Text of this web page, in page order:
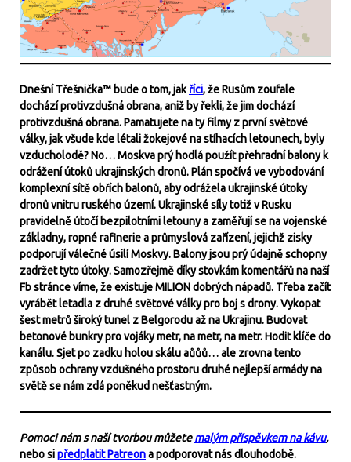
Dnešní Třešnička™ bude o tom, jak říci, že Rusům zoufale
dochází protivzdušná obrana, aniž by řekli, že jim dochází
protivzdušná obrana. Pamatujete na ty filmy z první světové
války, jak všude kde létali žokejové na stíhacích letounech, byly
vzducholodě? No… Moskva prý hodlá použít přehradní balony k
odrážení útoků ukrajinských dronů. Plán spočívá ve vybodování
komplexní sítě obřích balonů, aby odrážela ukrajinské útoky
dronů vnitru ruského území. Ukrajinské síly totiž v Rusku
pravidelně útočí bezpilotními letouny a zaměřují se na vojenské
základny, ropné rafinerie a průmyslová zařízení, jejichž zisky
podporují válečné úsilí Moskvy. Balony jsou prý údajně schopny
zadržet tyto útoky. Samozřejmě díky stovkám komentářů na naší
Fb stránce víme, že existuje MILION dobrých nápadů. Třeba začít
vyrábět letadla z druhé světové války pro boj s drony. Vykopat
šest metrů široký tunel z Belgorodu až na Ukrajinu. Budovat
betonové bunkry pro vojáky metr, na metr, na metr. Hodit klíče do
kanálu. Sjet po zadku holou skálu aůůů… ale zrovna tento
způsob ochrany vzdušného prostoru druhé nejlepší armády na
světě se nám zdá poněkud nešťastným.
Pomoci nám s naší tvorbou můžetemalým příspěvkem na kávu,
nebo sipředplatit Patreona podporovat nás dlouhodobě.